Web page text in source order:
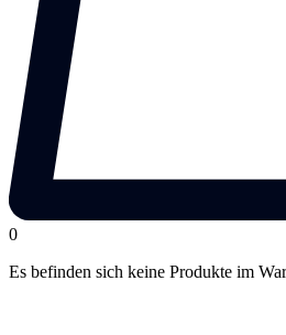
0
Es befinden sich keine Produkte im